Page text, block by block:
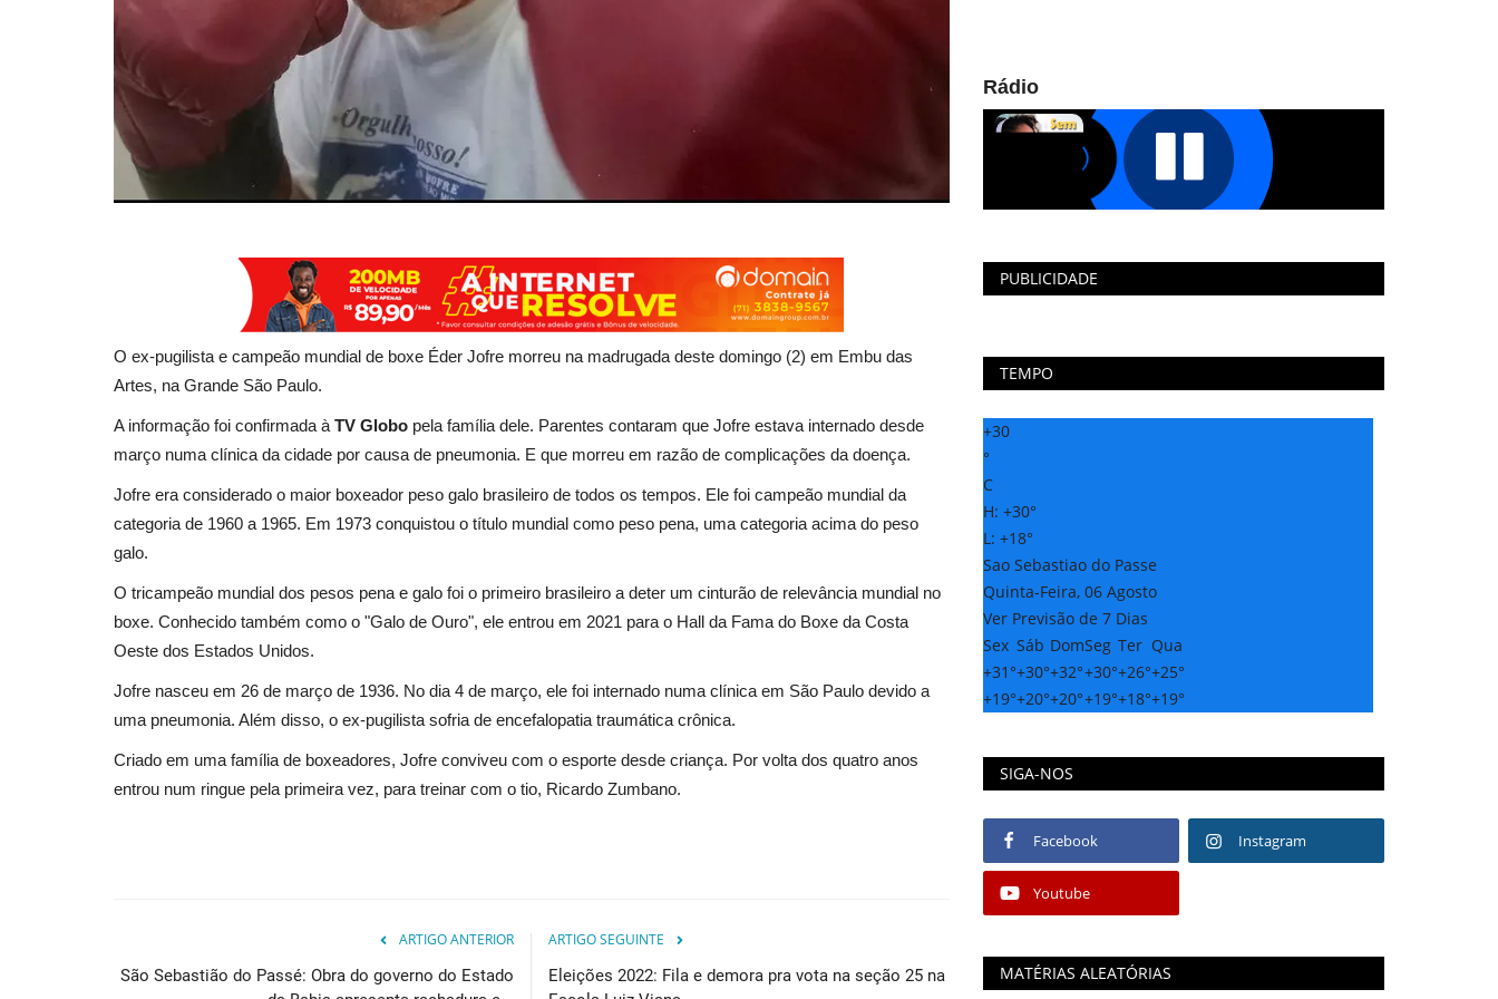
O ex-pugilista e campeão mundial de boxe Éder Jofre morreu na madrugada deste domingo (2) em Embu das
Artes, na Grande São Paulo.
A informação foi confirmada à TV Globo pela família dele. Parentes contaram que Jofre estava internado desde
março numa clínica da cidade por causa de pneumonia. E que morreu em razão de complicações da doença.
Jofre era considerado o maior boxeador peso galo brasileiro de todos os tempos. Ele foi campeão mundial da
categoria de 1960 a 1965. Em 1973 conquistou o título mundial como peso pena, uma categoria acima do peso
galo.
O tricampeão mundial dos pesos pena e galo foi o primeiro brasileiro a deter um cinturão de relevância mundial no
boxe. Conhecido também como o "Galo de Ouro", ele entrou em 2021 para o Hall da Fama do Boxe da Costa
Oeste dos Estados Unidos.
Jofre nasceu em 26 de março de 1936. No dia 4 de março, ele foi internado numa clínica em São Paulo devido a
uma pneumonia. Além disso, o ex-pugilista sofria de encefalopatia traumática crônica.
Criado em uma família de boxeadores, Jofre conviveu com o esporte desde criança. Por volta dos quatro anos
entrou num ringue pela primeira vez, para treinar com o tio, Ricardo Zumbano.
ARTIGO ANTERIOR
São Sebastião do Passé: Obra do governo do Estado
ARTIGO SEGUINTE
Eleições 2022: Fila e demora pra vota na seção 25 na
Rádio
PUBLICIDADE
TEMPO
+30
°
C
H: +30°
L: +18°
Sao Sebastiao do Passe
Quinta-Feira, 06 Agosto
Ver Previsão de 7 Dias
Sex Sáb DomSeg Ter Qua
+31°+30°+32°+30°+26°+25°
+19°+20°+20°+19°+18°+19°
SIGA-NOS
Facebook Instagram
Youtube
MATÉRIAS ALEATÓRIAS